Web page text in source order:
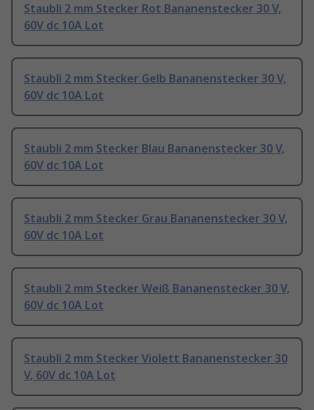
Staubli 2 mm Stecker Rot Bananenstecker 30 V,
60V dc 10A Lot
Staubli 2 mm Stecker Gelb Bananenstecker 30 V,
60V dc 10A Lot
Staubli 2 mm Stecker Blau Bananenstecker 30 V,
60V dc 10A Lot
Staubli 2 mm Stecker Grau Bananenstecker 30 V,
60V dc 10A Lot
Staubli 2 mm Stecker Weiß Bananenstecker 30 V,
60V dc 10A Lot
Staubli 2 mm Stecker Violett Bananenstecker 30
V, 60V dc 10A Lot